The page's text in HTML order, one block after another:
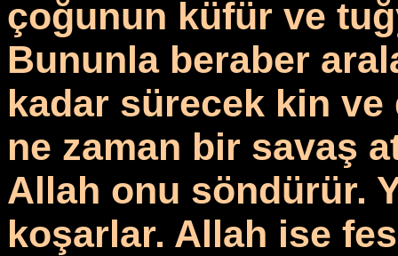
çoğunun küfür ve
Bununla beraber
kadar sürecek kin ve
ne zaman bir savaş
Allah onu söndürür.
koşarlar. Allah ise